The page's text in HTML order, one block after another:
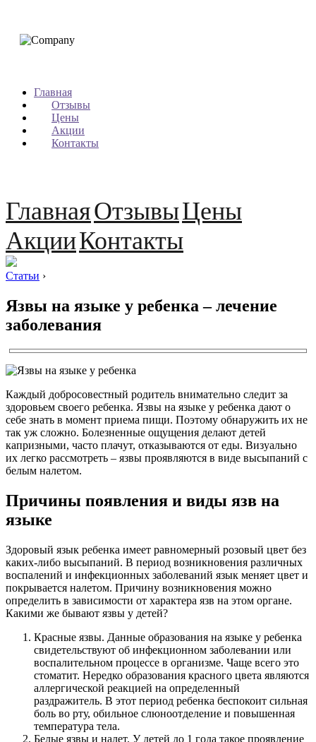
Главная
Отзывы
Цены
Акции
Контакты
ГлавнаяОтзывыЦены
АкцииКонтакты
Статьи ›
Язвы на языке у ребенка – лечение
заболевания
Каждый добросовестный родитель внимательно следит за
здоровьем своего ребенка. Язвы на языке у ребенка дают о
себе знать в момент приема пищи. Поэтому обнаружить их не
так уж сложно. Болезненные ощущения делают детей
капризными, часто плачут, отказываются от еды. Визуально
их легко рассмотреть – язвы проявляются в виде высыпаний с
белым налетом.
Причины появления и виды язв на
языке
Здоровый язык ребенка имеет равномерный розовый цвет без
каких-либо высыпаний. В период возникновения различных
воспалений и инфекционных заболеваний язык меняет цвет и
покрывается налетом. Причину возникновения можно
определить в зависимости от характера язв на этом органе.
Какими же бывают язвы у детей?
Красные язвы. Данные образования на языке у ребенка
свидетельствуют об инфекционном заболевании или
воспалительном процессе в организме. Чаще всего это
стоматит. Нередко образования красного цвета являются
аллергической реакцией на определенный
раздражитель. В этот период ребенка беспокоит сильная
боль во рту, обильное слюноотделение и повышенная
температура тела.
Белые язвы и налет. У детей до 1 года такое проявление